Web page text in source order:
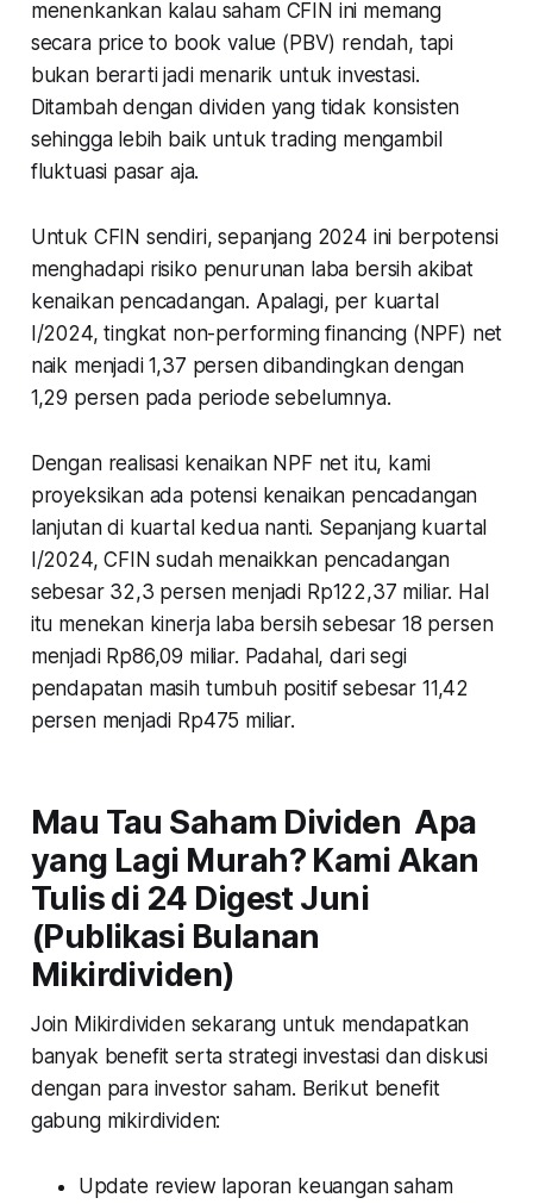
menenkankan kalau saham CFIN ini memang
secara price to book value (PBV) rendah, tapi
bukan berarti jadi menarik untuk investasi.
Ditambah dengan dividen yang tidak konsisten
sehingga lebih baik untuk trading mengambil
fluktuasi pasar aja.
Untuk CFIN sendiri, sepanjang 2024 ini berpotensi
menghadapi risiko penurunan laba bersih akibat
kenaikan pencadangan. Apalagi, per kuartal
I/2024, tingkat non-performing financing (NPF) net
naik menjadi 1,37 persen dibandingkan dengan
1,29 persen pada periode sebelumnya.
Dengan realisasi kenaikan NPF net itu, kami
proyeksikan ada potensi kenaikan pencadangan
lanjutan di kuartal kedua nanti. Sepanjang kuartal
I/2024, CFIN sudah menaikkan pencadangan
sebesar 32,3 persen menjadi Rp122,37 miliar. Hal
itu menekan kinerja laba bersih sebesar 18 persen
menjadi Rp86,09 miliar. Padahal, dari segi
pendapatan masih tumbuh positif sebesar 11,42
persen menjadi Rp475 miliar.
Mau Tau Saham Dividen Apa
yang Lagi Murah? Kami Akan
Tulis di 24 Digest Juni
(Publikasi Bulanan
Mikirdividen)
Join Mikirdividen sekarang untuk mendapatkan
banyak benefit serta strategi investasi dan diskusi
dengan para investor saham. Berikut benefit
gabung mikirdividen:
Update review laporan keuangan saham